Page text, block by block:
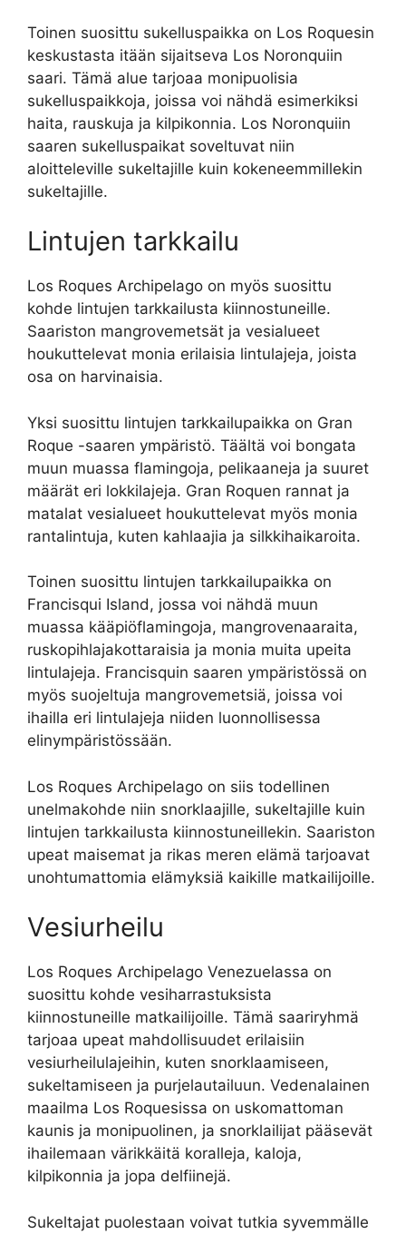
Toinen suosittu sukelluspaikka on Los Roquesin
keskustasta itään sijaitseva Los Noronquiin
saari. Tämä alue tarjoaa monipuolisia
sukelluspaikkoja, joissa voi nähdä esimerkiksi
haita, rauskuja ja kilpikonnia. Los Noronquiin
saaren sukelluspaikat soveltuvat niin
aloitteleville sukeltajille kuin kokeneemmillekin
sukeltajille.
Lintujen tarkkailu
Los Roques Archipelago on myös suosittu
kohde lintujen tarkkailusta kiinnostuneille.
Saariston mangrovemetsät ja vesialueet
houkuttelevat monia erilaisia lintulajeja, joista
osa on harvinaisia.
Yksi suosittu lintujen tarkkailupaikka on Gran
Roque -saaren ympäristö. Täältä voi bongata
muun muassa flamingoja, pelikaaneja ja suuret
määrät eri lokkilajeja. Gran Roquen rannat ja
matalat vesialueet houkuttelevat myös monia
rantalintuja, kuten kahlaajia ja silkkihaikaroita.
Toinen suosittu lintujen tarkkailupaikka on
Francisqui Island, jossa voi nähdä muun
muassa kääpiöflamingoja, mangrovenaaraita,
ruskopihlajakottaraisia ja monia muita upeita
lintulajeja. Francisquin saaren ympäristössä on
myös suojeltuja mangrovemetsiä, joissa voi
ihailla eri lintulajeja niiden luonnollisessa
elinympäristössään.
Los Roques Archipelago on siis todellinen
unelmakohde niin snorklaajille, sukeltajille kuin
lintujen tarkkailusta kiinnostuneillekin. Saariston
upeat maisemat ja rikas meren elämä tarjoavat
unohtumattomia elämyksiä kaikille matkailijoille.
Vesiurheilu
Los Roques Archipelago Venezuelassa on
suosittu kohde vesiharrastuksista
kiinnostuneille matkailijoille. Tämä saariryhmä
tarjoaa upeat mahdollisuudet erilaisiin
vesiurheilulajeihin, kuten snorklaamiseen,
sukeltamiseen ja purjelautailuun. Vedenalainen
maailma Los Roquesissa on uskomattoman
kaunis ja monipuolinen, ja snorklailijat pääsevät
ihailemaan värikkäitä koralleja, kaloja,
kilpikonnia ja jopa delfiinejä.
Sukeltajat puolestaan voivat tutkia syvemmälle